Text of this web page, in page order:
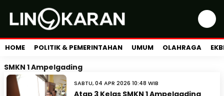
HOME POLITIK & PEMERINTAHAN UMUM OLAHRAGA
SMKN 1 Ampelgading
SABTU, 04 APR 2026 10:48 WIB
Atap 3 Kelas SMKN 1 Ampelgading